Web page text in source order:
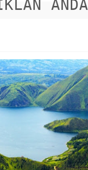
ANDA